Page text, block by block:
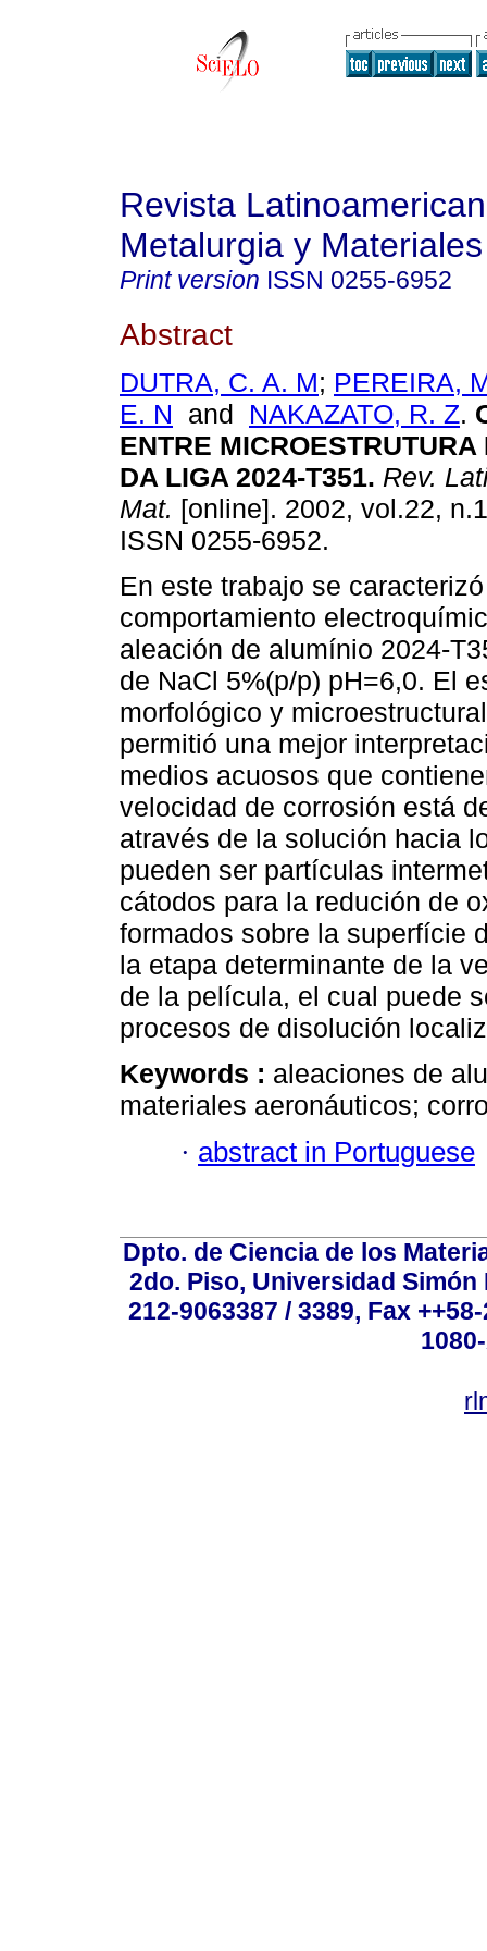
Revista
Metalurgia y Materiales
Print version ISSN 0255-6952
Abstract
DUTRA, C. A. M; PEREIRA,
E. N and NAKAZATO, R. Z.
ENTRE MICROESTRUTURA
DA LIGA 2024-T351. Rev.
Mat. [online]. 2002, vol.22,
ISSN 0255-6952.
En este trabajo se
comportamiento
aleación de alumínio 2024-
de NaCl 5%(p/p) pH=6,0. El
morfológico y
permitió una mejor
medios acuosos que
velocidad de corrosión está
através de la solución hacia
pueden ser partículas
cátodos para la redución de
formados sobre la superfície
la etapa determinante de la
de la película, el cual puede
procesos de disolución
Keywords : aleaciones de
materiales aeronáuticos;
· abstract in Portuguese
Dpto. de Ciencia de los
2do. Piso, Universidad
212-9063387 / 3389, Fax